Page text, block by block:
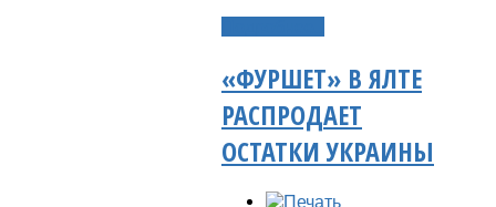
«ФУРШЕТ» В ЯЛТЕ
РАСПРОДАЕТ
ОСТАТКИ УКРАИНЫ